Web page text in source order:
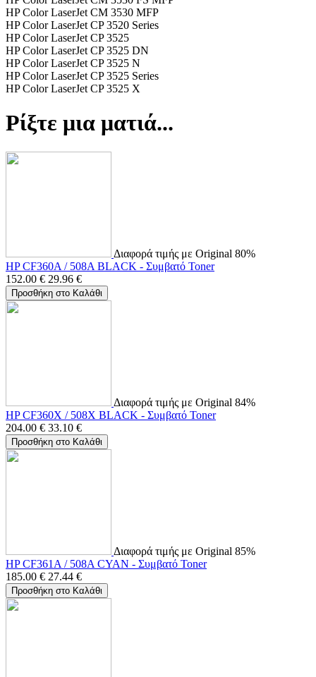
HP Color LaserJet CM 3530 MFP
HP Color LaserJet CP 3520 Series
HP Color LaserJet CP 3525
HP Color LaserJet CP 3525 DN
HP Color LaserJet CP 3525 N
HP Color LaserJet CP 3525 Series
HP Color LaserJet CP 3525 X
Ρίξτε μια ματιά...
Διαφορά τιμής με Original 80%
HP CF360A / 508A BLACK - Συμβατό Toner
152.00 € 29.96 €
Προσθήκη στο Καλάθι
Διαφορά τιμής με Original 84%
HP CF360X / 508X BLACK - Συμβατό Toner
204.00 € 33.10 €
Προσθήκη στο Καλάθι
Διαφορά τιμής με Original 85%
HP CF361A / 508A CYAN - Συμβατό Toner
185.00 € 27.44 €
Προσθήκη στο Καλάθι